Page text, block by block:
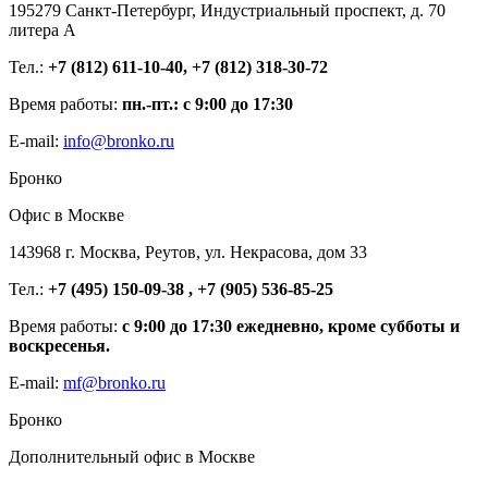
195279 Санкт-Петербург, Индустриальный проспект, д. 70
литера А
Тел.: +7 (812) 611-10-40, +7 (812) 318-30-72
Время работы: пн.-пт.: с 9:00 до 17:30
E-mail: info@bronko.ru
Бронко
Офис в Москве
143968 г. Москва, Реутов, ул. Некрасова, дом 33
Тел.: +7 (495) 150-09-38 , +7 (905) 536-85-25
Время работы: с 9:00 до 17:30 ежедневно, кроме субботы и
воскресенья.
E-mail: mf@bronko.ru
Бронко
Дополнительный офис в Москве